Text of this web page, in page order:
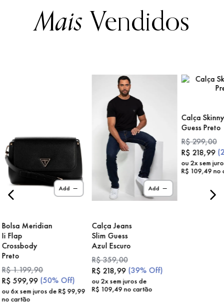
Mais Vendidos
Add
Bolsa Meridian
Ii Flap
Crossbody
Preto
R$1.199,90
R$ 599,99 (50% Off)
ou 6x sem juros deR$ 99,99
no cartão
Add
Calça Jeans
Slim Guess
Azul Escuro
R$359,00
R$ 218,99 (39% Off)
ou 2x sem juros de
R$ 109,49no cartão
Calça Skinny
Guess Preto
R$299,00
R$ 218,99 (
ou 2x sem
R$ 109,49no